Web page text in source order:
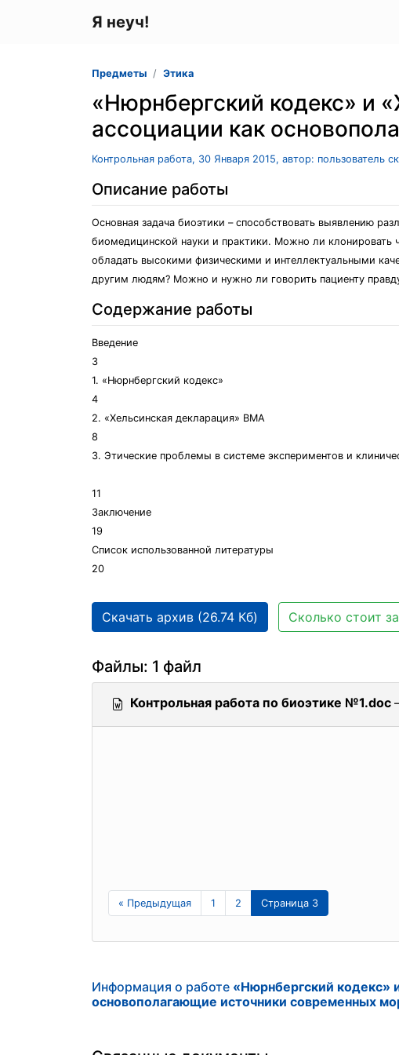
Я неуч!
Предметы Этика
«Нюрнбергский кодекс» и
ассоциации как
Контрольная работа, 30 Января 2015, автор: пользователь
Описание работы
Основная задача биоэтики – способствовать выявлению
биомедицинской науки и практики. Можно ли
обладать высокими физическими и интеллектуальными
другим людям? Можно и нужно ли говорить пациенту
Содержание работы
Введение
3
1. «Нюрнбергский кодекс»
4
2. «Хельсинская декларация» ВМА
8
3. Этические проблемы в системе экспериментов и
11
Заключение
19
Список использованной литературы
20
Скачать архив (26.74 Кб) Сколько стоит
Файлы: 1 файл
Контрольная работа по биоэтике №1.doc
« Предыдущая 1 2 Страница 3
Информация о работе «Нюрнбергский кодекс»
основополагающие источники современных